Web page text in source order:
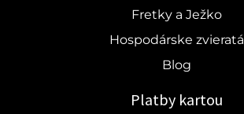
Fretky a Ježko
Hospodárske zvieratá
Blog
Platby kartou